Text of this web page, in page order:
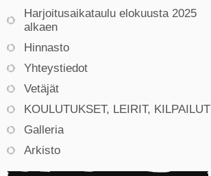
Harjoitusaikataulu elokuusta 2025
alkaen
Hinnasto
Yhteystiedot
Vetäjät
KOULUTUKSET, LEIRIT, KILPAILUT
Galleria
Arkisto